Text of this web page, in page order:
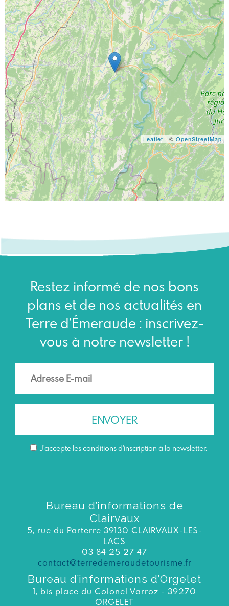
Leaflet | ©OpenStreetMap
Restez informé de nos bons
plans et de nos actualités en
Terre d'Émeraude : inscrivez-
vous à notre newsletter !
J’accepte les conditions d'inscription à la newsletter.
Bureau d’informations de
Clairvaux
5, rue du Parterre 39130 CLAIRVAUX-LES-
LACS
03 84 25 27 47
contact@terredemeraudetourisme.fr
Bureau d’informations d’Orgelet
1, bis place du Colonel Varroz - 39270
ORGELET